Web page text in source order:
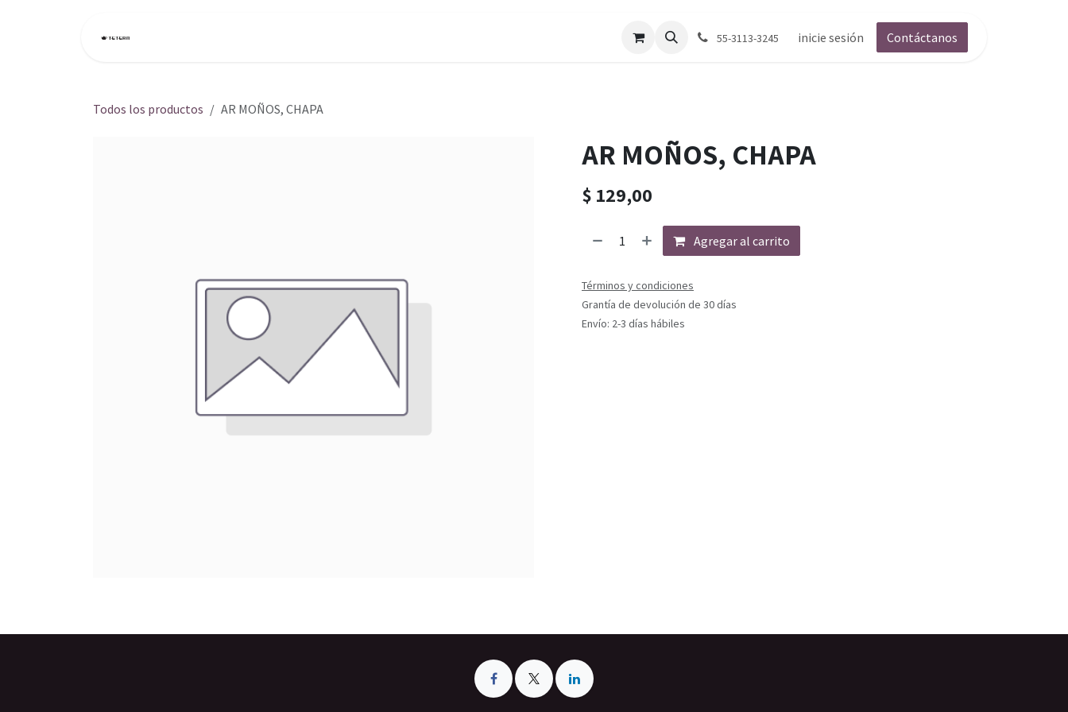
55-3113-3245 inicie sesión Contáctanos
Todos los productos AR MOÑOS, CHAPA
AR MOÑOS, CHAPA
$ 129,00
Agregar al carrito
Términos y condiciones
Grantía de devolución de 30 días
Envío: 2-3 días hábiles